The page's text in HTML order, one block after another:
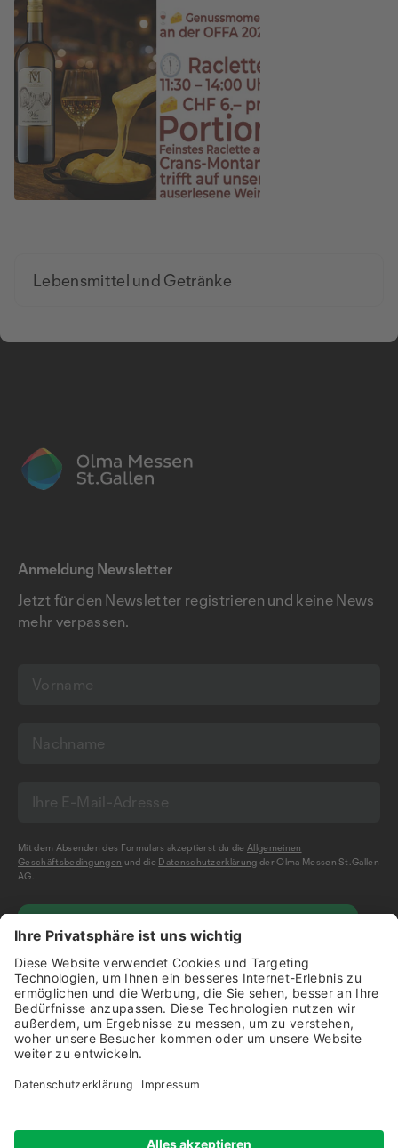
Lebensmittel und Getränke
Anmeldung Newsletter
Jetzt für den Newsletter registrieren und keine News
mehr verpassen.
Mit dem Absenden des Formulars akzeptierst du dieAllgemeinen
Geschäftsbedingungen und die Datenschutzerklärung der Olma Messen St.Gallen
AG.
Impressum Disclaimer Datenschutz